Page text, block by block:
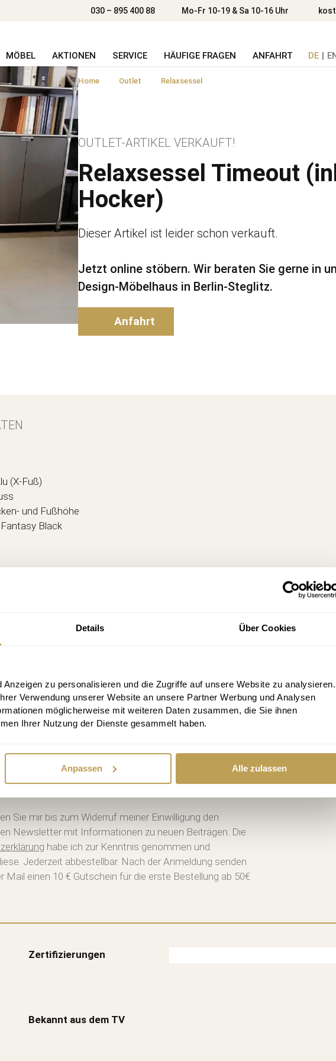
Details Über Cookies
zu personalisieren und die Zugriffe auf unsere Website zu analysieren.
Verwendung unserer Website an unsere Partner Werbung und Analysen
möglicherweise mit weiteren Daten zusammen, die Sie ihnen
Ihrer Nutzung der Dienste gesammelt haben.
Anpassen Alle zulassen
030 – 895 400 88 Mo-Fr 10-19 & Sa 10-16 Uhr
MÖBEL AKTIONEN SERVICE HÄUFIGE FRAGEN ANFAHRT DE |
Home Outlet Relaxsessel
Relaxsessel Timeout
Hocker)
OUTLET-ARTIKEL VERKAUFT!
Dieser Artikel ist leider schon verkauft.
Jetzt online stöbern. Wir beraten Sie gerne in
Design-Möbelhaus in Berlin-Steglitz.
Anfahrt
(X-Fuß)
und Fußhöhe
Black
und keine Aktion verpassen
alle 2 Wochen, jederzeit abbestellbar
Sie mir bis zum Widerruf meiner Einwilligung den
Newsletter mit Informationen zu neuen Beiträgen. Die
habe ich zur Kenntnis genommen und
Jederzeit abbestellbar. Nach der Anmeldung senden
Mail einen 10 € Gutschein für die erste Bestellung ab 50€
Zertifizierungen
Bekannt aus dem TV